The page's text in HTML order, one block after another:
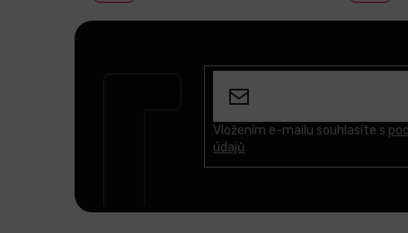
Vložením e-mailu souhlasíte s
údajů